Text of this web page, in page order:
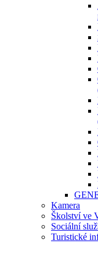
Kamera
Školství ve
Sociální
Turistické